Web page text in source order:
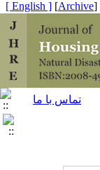
[
Archive
]
[ English ]